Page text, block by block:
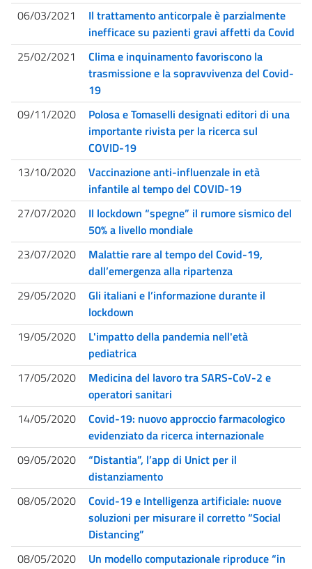
06/03/2021
Il trattamento anticorpale è parzialmente
inefficace su pazienti gravi affetti da Covid
25/02/2021
Clima e inquinamento favoriscono la
trasmissione e la sopravvivenza del Covid-
19
09/11/2020
Polosa e Tomaselli designati editori di una
importante rivista per la ricerca sul
COVID-19
13/10/2020
Vaccinazione anti-influenzale in età
infantile al tempo del COVID-19
27/07/2020
Il lockdown “spegne” il rumore sismico del
50% a livello mondiale
23/07/2020
Malattie rare al tempo del Covid-19,
dall’emergenza alla ripartenza
29/05/2020
Gli italiani e l’informazione durante il
lockdown
19/05/2020
L'impatto della pandemia nell'età
pediatrica
17/05/2020
Medicina del lavoro tra SARS-CoV-2 e
operatori sanitari
14/05/2020
Covid-19: nuovo approccio farmacologico
evidenziato da ricerca internazionale
09/05/2020
“Distantia”, l’app di Unict per il
distanziamento
08/05/2020
Covid-19 e Intelligenza artificiale: nuove
soluzioni per misurare il corretto “Social
Distancing”
08/05/2020
Un modello computazionale riproduce “in